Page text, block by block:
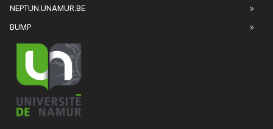
NEPTUN.UNAMUR.BE
BUMP